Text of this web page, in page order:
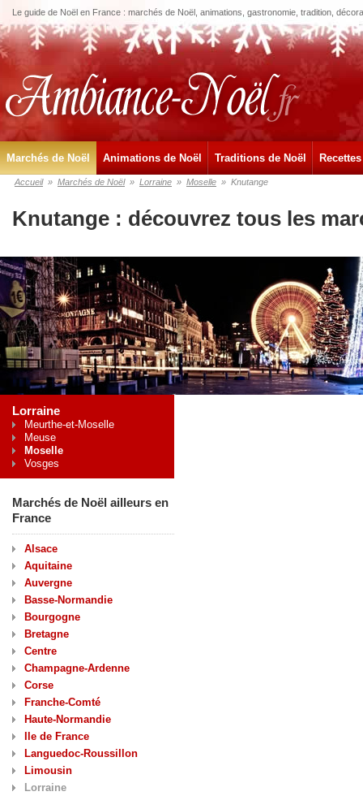
Le guide de Noël en France : marchés de Noël, animations, gastronomie, tradition,
Marchés de Noël Animations de Noël Traditions de Noël
Accueil » Marchés de Noël » Lorraine » Moselle » Knutange
Knutange : découvrez tous les
Lorraine
Meurthe-et-Moselle
Meuse
Moselle
Vosges
Marchés de Noël ailleurs en
France
Alsace
Aquitaine
Auvergne
Basse-Normandie
Bourgogne
Bretagne
Centre
Champagne-Ardenne
Corse
Franche-Comté
Haute-Normandie
Ile de France
Languedoc-Roussillon
Limousin
Lorraine